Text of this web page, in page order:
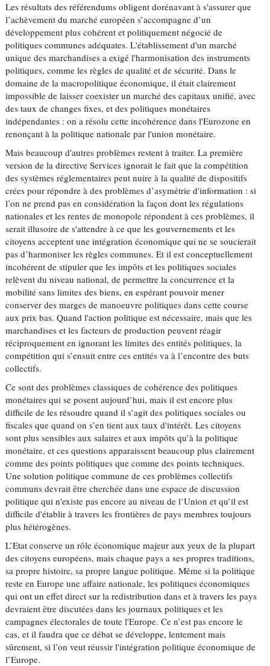
Les résultats des référendums obligent dorénavant à s'assurer que
l’achèvement du marché européen s’accompagne d’un
développement plus cohérent et politiquement négocié de
politiques communes adéquates. L'établissement d'un marché
unique des marchandises a exigé l'harmonisation des instruments
politiques, comme les règles de qualité et de sécurité. Dans le
domaine de la macropolitique économique, il était clairement
impossible de laisser coexister un marché des capitaux unifié, avec
des taux de changes fixes, et des politiques monétaires
indépendantes : on a résolu cette incohérence dans l'Eurozone en
renonçant à la politique nationale par l'union monétaire.
Mais beaucoup d'autres problèmes restent à traiter. La première
version de la directive Services ignorait le fait que la compétition
des systèmes réglementaires peut nuire à la qualité de dispositifs
crées pour répondre à des problèmes d’asymétrie d'information : si
l’on ne prend pas en considération la façon dont les régulations
nationales et les rentes de monopole répondent à ces problèmes, il
serait illusoire de s'attendre à ce que les gouvernements et les
citoyens acceptent une intégration économique qui ne se soucierait
pas d’harmoniser les règles communes. Et il est conceptuellement
incohérent de stipuler que les impôts et les politiques sociales
relèvent du niveau national, de permettre la concurrence et la
mobilité sans limites des biens, en espérant pouvoir mener
conserver des marges de manoeuvre politiques dans cette course
aux prix bas. Quand l'action politique est nécessaire, mais que les
marchandises et les facteurs de production peuvent réagir
réciproquement en ignorant les limites des entités politiques, la
compétition qui s’ensuit entre ces entités va à l’encontre des buts
collectifs.
Ce sont des problèmes classiques de cohérence des politiques
monétaires qui se posent aujourd’hui, mais il est encore plus
difficile de les résoudre quand il s’agit des politiques sociales ou
fiscales que quand on s’en tient aux taux d'intérêt. Les citoyens
sont plus sensibles aux salaires et aux impôts qu’à la politique
monétaire, et ces questions apparaissent beaucoup plus clairement
comme des points politiques que comme des points techniques.
Une solution politique commune de ces problèmes collectifs
communs devrait être cherchée dans une espace de discussion
politique qui n'existe pas encore au niveau de l’Union et qu’il est
difficile d'établir à travers les frontières de pays membres toujours
plus hétérogènes.
L’Etat conserve un rôle économique majeur aux yeux de la plupart
des citoyens européens, mais chaque pays a ses propres traditions,
sa propre histoire, sa propre langue politique. Même si la politique
reste en Europe une affaire nationale, les politiques économiques
qui ont un effet direct sur la redistribution dans et à travers les pays
devraient être discutées dans les journaux politiques et les
campagnes électorales de toute l'Europe. Ce n’est pas encore le
cas, et il faudra que ce débat se développe, lentement mais
sûrement, si l’on veut réussir l'intégration politique économique de
l’Europe.